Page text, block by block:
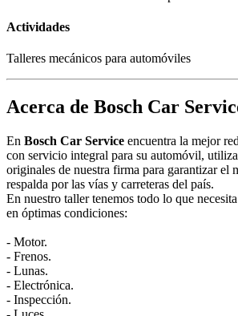
Actividades
Talleres mecánicos para automóviles
Acerca de Bosch Car
En Bosch Car Service encuentra la mejor
con servicio integral para su automóvil,
originales de nuestra firma para garantizar el
respalda por las vías y carreteras del país.
En nuestro taller tenemos todo lo que
en óptimas condiciones:
- Motor.
- Frenos.
- Lunas.
- Electrónica.
- Inspección.